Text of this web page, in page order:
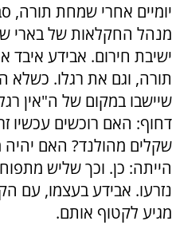
יומיים אחרי שמחת תורה,
מנהל החקלאות של בארי
ישיבת חירום. אבידע
תורה, וגם את רגלו. כשלא
שיישבו במקום של ה"אין
דחוף: האם רוכשים עכשיו
שקלים מהולנד? האם יהיה
הייתה: כן. וכך שליש
נזרעו. אבידע בעצמו, עם
מגיע לקטוף אותם.